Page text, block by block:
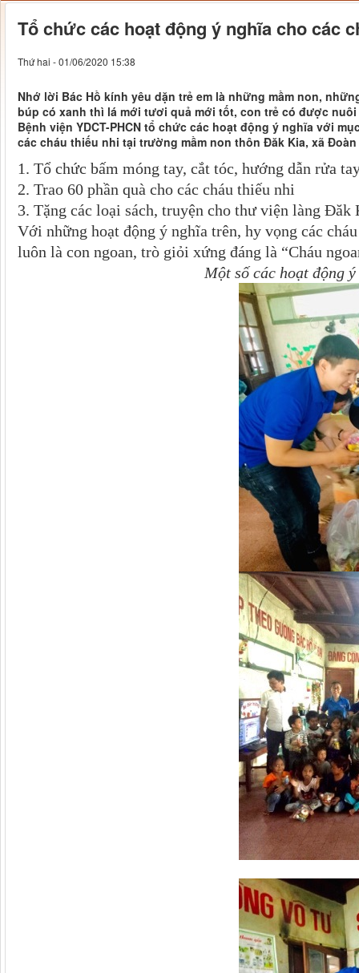
Tổ chức các hoạt động ý nghĩa cho các
Thứ hai - 01/06/2020 15:38
Nhớ lời Bác Hồ kính yêu dặn trẻ em là những mầm non,
búp có xanh thì lá mới tươi quả mới tốt, con trẻ có được
Bệnh viện YDCT-PHCN tổ chức các hoạt động ý nghĩa với
các cháu thiếu nhi tại trường mầm non thôn Đăk Kia, xã
1. Tổ chức bấm móng tay, cắt tóc, hướng dẫn rửa
2. Trao 60 phần quà cho các cháu thiếu nhi
3. Tặng các loại sách, truyện cho thư viện làng Đăk
Với những hoạt động ý nghĩa trên, hy vọng các
luôn là con ngoan, trò giỏi xứng đáng là “Cháu
Một số các hoạt động